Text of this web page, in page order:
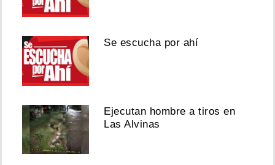
Se escucha por ahí
Ejecutan hombre a tiros en
Las Alvinas